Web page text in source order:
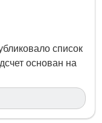
список
основан на